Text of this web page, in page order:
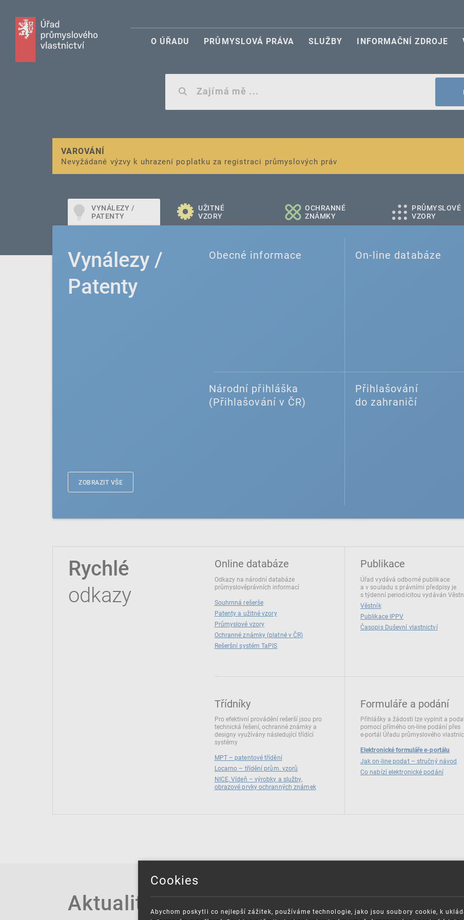
O ÚŘADU PRŮMYSLOVÁ PRÁVA SLUŽBY INFORMAČNÍ ZDROJE
VAROVÁNÍ
Nevyžádané výzvy k uhrazení poplatku za registraci průmyslových práv
Finanční podpora
pro správu duševního vlastnictví pro malé a střední podniky
VYNÁLEZY /
PATENTY
UŽITNÉ
VZORY
OCHRANNÉ
ZNÁMKY
PRŮMYSLOVÉ
VZORY
Vynálezy /
Patenty
Obecné informace On-line databáze
Národní přihláška
(Přihlašování v ČR)
Přihlašování
do zahraničí
ZOBRAZIT VŠE
Rychlé
odkazy
Online databáze
Odkazy na národní databáze
průmyslověprávních informací
Souhrnná rešerše
Patenty a užitné vzory
Průmyslové vzory
Ochranné známky (platné v ČR)
Rešeršní systém TaPIS
Publikace
Úřad vydává odborné publikace
a v souladu s právními předpisy je
s týdenní periodicitou vydáván
Věstník
Publikace IPPV
Časopis Duševní vlastnictví
Třídníky
Pro efektivní provádění rešerší jsou pro
technická řešení, ochranné známky a
designy využívány následující třídící
systémy
MPT – patentové třídění
Locarno – třídění prům. vzorů
NICE, Vídeň – výrobky a služby,
obrazové prvky ochranných známek
Formuláře a podání
Přihlášky a žádosti lze vyplnit a
pomocí přímého on‑line podání přes
e‑portál Úřadu průmyslového
Elektronické formuláře e-portálu
Jak on-line podat – stručný návod
Co nabízí elektronické podání
Aktuality
Cookies
Abychom poskytli co nejlepší zážitek, používáme technologie, jako jsou soubory cookie, k